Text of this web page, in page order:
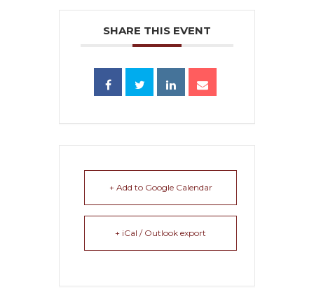
SHARE THIS EVENT
+ Add to Google Calendar
+ iCal / Outlook export